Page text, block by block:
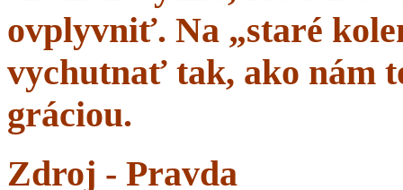
ovplyvniť. Na „staré
vychutnať tak, ako nám
gráciou.
Zdroj - Pravda